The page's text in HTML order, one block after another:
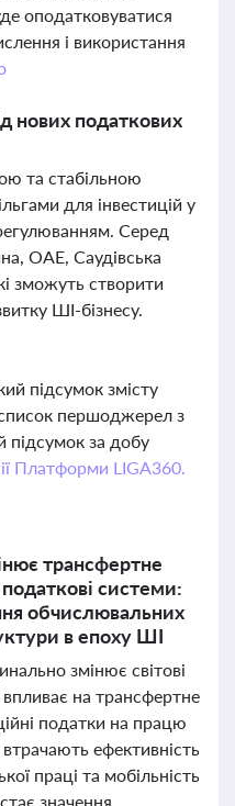
оподатковуватися
і використання
нових податкових
та стабільною
для інвестицій у
Серед
ОАЕ, Саудівська
зможуть створити
ШІ-бізнесу.
підсумок змісту
першоджерел з
за добу
Платформи LIGA360.
трансфертне
податкові системи:
обчислювальних
в епоху ШІ
змінює світові
на трансфертне
податки на працю
ефективність
праці та мобільність
значення